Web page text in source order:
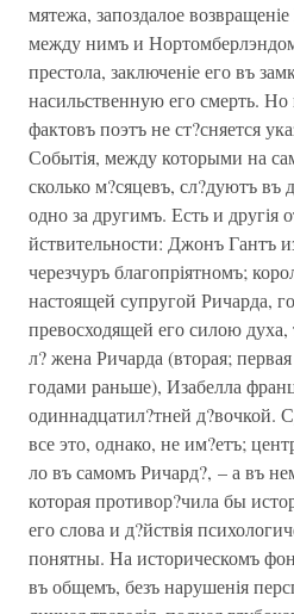
мятежа, запоздалое
между нимъ и
престола, заключеніе его въ
насильственную его смерть. Но
фактовъ поэтъ не ст?сняется
Событія, между которыми на
сколько м?сяцевъ, сл?дуютъ въ
одно за другимъ. Есть и другія
йствительности: Джонъ Гантъ
черезчуръ благопріятномъ;
настоящей супругой Ричарда,
превосходящей его силою духа,
л? жена Ричарда (вторая;
годами раньше), Изабелла
одиннадцатил?тней д?вочкой.
все это, однако, не им?етъ;
ло въ самомъ Ричард?, – а въ
которая противор?чила бы
его слова и д?йствія
понятны. На историческомъ
въ общемъ, безъ нарушенія